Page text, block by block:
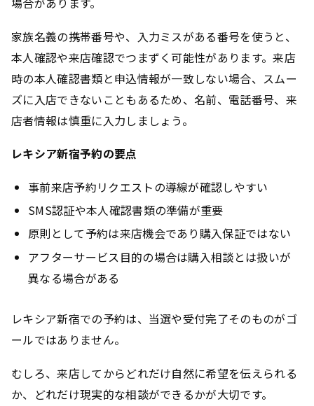
家族名義の携帯番号や、入力ミスがある番号を使うと、
本人確認や来店確認でつまずく可能性があります。来店
時の本人確認書類と申込情報が一致しない場合、スムー
ズに入店できないこともあるため、名前、電話番号、来
店者情報は慎重に入力しましょう。
レキシア新宿予約の要点
事前来店予約リクエストの導線が確認しやすい
SMS認証や本人確認書類の準備が重要
原則として予約は来店機会であり購入保証ではない
アフターサービス目的の場合は購入相談とは扱いが
異なる場合がある
レキシア新宿での予約は、当選や受付完了そのものがゴ
ールではありません。
むしろ、来店してからどれだけ自然に希望を伝えられる
か、どれだけ現実的な相談ができるかが大切です。